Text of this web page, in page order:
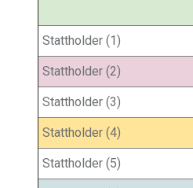
Stattholder (1)
Stattholder (2)
Stattholder (3)
Stattholder (4)
Stattholder (5)